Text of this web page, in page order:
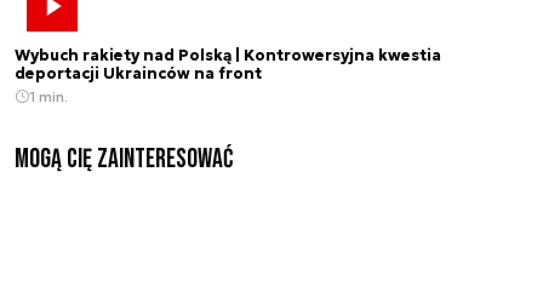
Wybuch rakiety nad Polską | Kontrowersyjna kwestia
deportacji Ukrainców na front
1 min.
Mogą Cię zainteresować